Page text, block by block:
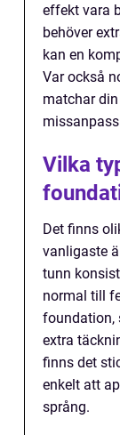
effekt vara
behöver
kan en
Var också
matchar
Vilka
Det finns
vanligaste
tunn
normal till
foundation,
extra
finns det
enkelt att
språng.